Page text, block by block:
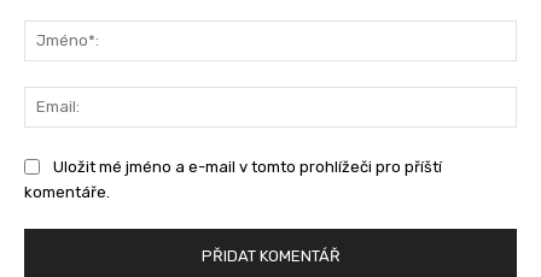
Uložit mé jméno a e-mail v tomto prohlížeči pro příští
komentáře.